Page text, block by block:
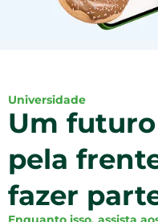
Universidade
Um
pela
fazer